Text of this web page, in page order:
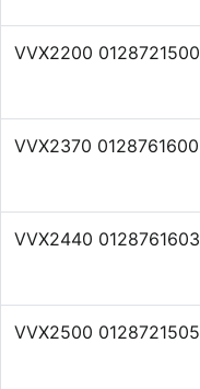
VVX2200 0128721500
VVX2370 0128761600
VVX2440 0128761603
VVX2500 0128721505